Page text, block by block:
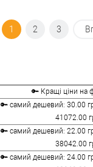
1 2 3
🔑 Кращі ціни на
🔑 самий дешевий: 30.00
41072.00
🔑 самий дешевий: 22.00
38042.00
🔑 самий дешевий: 24.00